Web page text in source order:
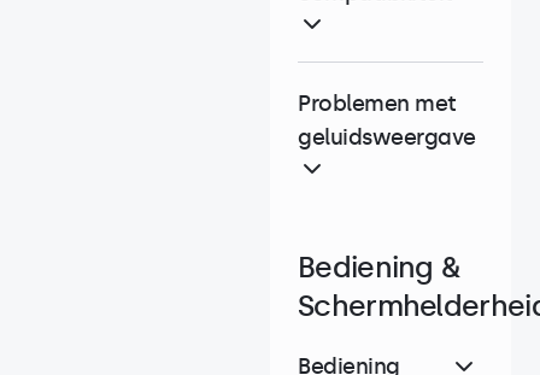
Problemen met
geluidsweergave
Bediening &
Bediening